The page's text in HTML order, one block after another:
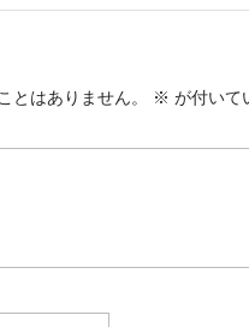
とはありません。
※ が付いて